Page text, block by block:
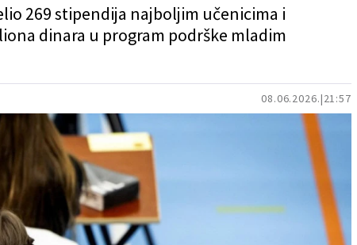
08.06.2026. 21:57
269 stipendija najboljim učenicima i
dinara u program podrške mladim